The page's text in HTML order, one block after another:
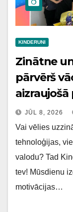
KINDERUNI
Zinātne
pārvērš
JŪL 8, 2026
Vai vēlies
tehnoloģijas,
valodu? Tad
tev! Mūsdienu
motivācijas…